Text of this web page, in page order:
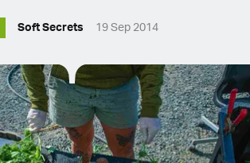
Kingdom)
States)
Soft Secrets 19 Sep 2014